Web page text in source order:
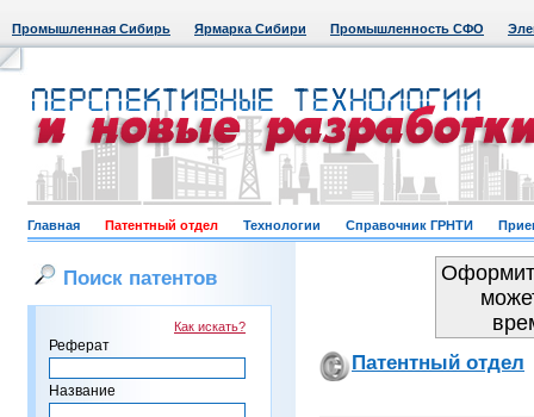
Промышленная Сибирь Ярмарка Сибири Промышленность СФО
Главная Патентный отдел Технологии Справочник ГРНТИ
Поиск патентов
Как искать?
Реферат
Название
Патентный отдел